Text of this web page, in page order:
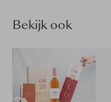
Bekijk ook